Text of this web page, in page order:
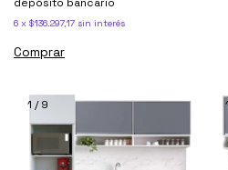
6 x $136.297,17 sin interés
1 /9 1